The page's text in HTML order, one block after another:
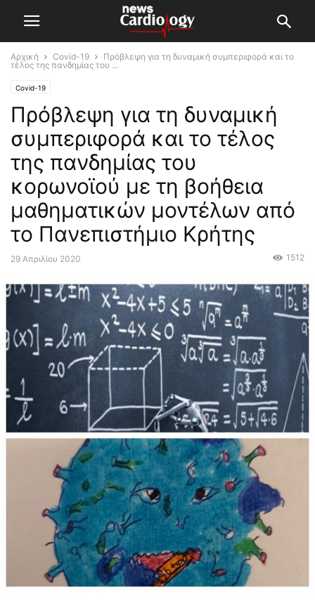
Αρχική Covid-19
Πρόβλεψη για τη δυναμική συμπεριφορά και το
τέλος της πανδημίας του ...
Covid-19
Πρόβλεψη για τη δυναμική
συμπεριφορά και το τέλος
της πανδημίας του
κορωνοϊού με τη βοήθεια
μαθηματικών μοντέλων από
το Πανεπιστήμιο Κρήτης
29 Απριλίου 2020 1512